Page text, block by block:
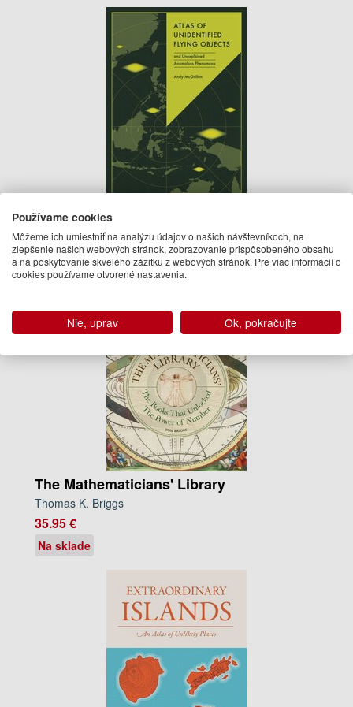
Atlas of Unidentified Flying Objects
Andy McGrillen
26.95 €
Na sklade
The Mathematicians' Library
Thomas K. Briggs
35.95 €
Na sklade
Používame cookies
Môžeme ich umiestniť na analýzu údajov o našich návštevníkoch, na
zlepšenie našich webových stránok, zobrazovanie prispôsobeného obsahu
a na poskytovanie skvelého zážitku z webových stránok. Pre viac informácií o
cookies používame otvorené nastavenia.
Nie, uprav Ok, pokračujte